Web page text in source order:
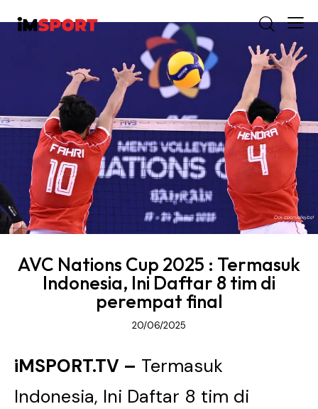
AVC Nations Cup 2025 : Termasuk
Indonesia, Ini Daftar 8 tim di
perempat final
20/06/2025
iMSPORT.TV – Termasuk
Indonesia, Ini Daftar 8 tim di